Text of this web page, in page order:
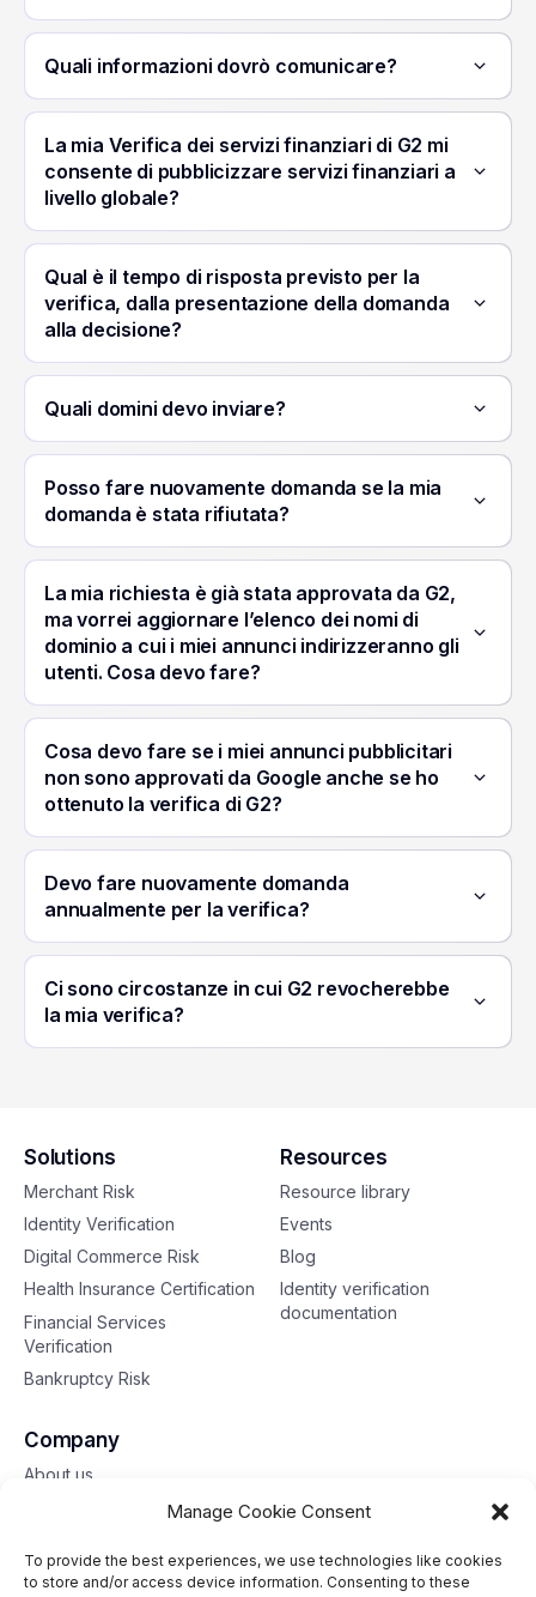
Manage Cookie Consent
To provide the best experiences, we use technologies like cookies
to store and/or access device information. Consenting to these
Brazil –
France –
Germany –
Germany –
Indonesia –
Indonesia –
Portugal –
Portugal –
Singapore –
Spain –
Taiwan –
Taiwan –
Italy – Italian
Italy –
Quali informazioni dovrò comunicare?
La mia Verifica dei servizi finanziari di G2 mi
consente di pubblicizzare servizi finanziari a
livello globale?
Qual è il tempo di risposta previsto per la
verifica, dalla presentazione della domanda
alla decisione?
Quali domini devo inviare?
Posso fare nuovamente domanda se la mia
domanda è stata rifiutata?
La mia richiesta è già stata approvata da G2,
ma vorrei aggiornare l’elenco dei nomi di
dominio a cui i miei annunci indirizzeranno gli
utenti. Cosa devo fare?
Cosa devo fare se i miei annunci pubblicitari
non sono approvati da Google anche se ho
ottenuto la verifica di G2?
Devo fare nuovamente domanda
annualmente per la verifica?
Ci sono circostanze in cui G2 revocherebbe
la mia verifica?
Solutions
Merchant Risk
Identity Verification
Digital Commerce Risk
Health Insurance Certification
Financial Services
Verification
Bankruptcy Risk
Resources
Resource library
Events
Blog
Identity verification
documentation
Company
About us
Toll free: 833-653-6618